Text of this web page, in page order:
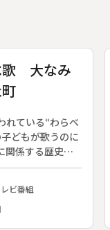
歌 大なみ
れている“わらべ
どもが歌うのに
関係する歴史や
この回は吉永町
ビ番組